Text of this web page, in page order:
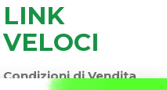
LINK
VELOCI
Condizioni di Vendita